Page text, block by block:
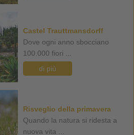
Castel Trauttmansdorff
Dove ogni anno sbocciano
100.000 fiori ...
di più
Risveglio della primavera
Quando la natura si ridesta a
nuova vita ...